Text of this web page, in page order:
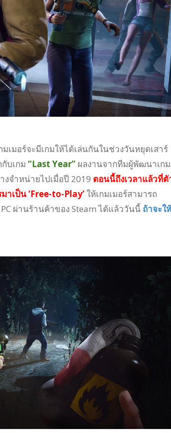
เมอร์จะมีเกมให้ได้เล่นกันในช่วงวันหยุดเสาร์
บเกม “Last Year”ผลงานจากทีมผู้พัฒนาเกม
งจำหน่ายไปเมื่อปี 2019 ตอนนี้ถึงเวลาแล้วที่ตั
าเป็น ‘Free-to-Play’ให้เกมเมอร์สามารถ
ผ่านร้านค้าของ Steam ได้แล้ววันนี้ ถ้าจะใ